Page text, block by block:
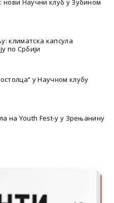
Научни клуб у Зубином
климатска капсула
по Србији
у Научном клубу
на Youth Fest-у у Зрењанину